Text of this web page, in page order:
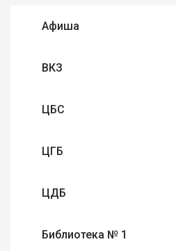
Афиша
ВКЗ
ЦБС
ЦГБ
ЦДБ
Библиотека № 1